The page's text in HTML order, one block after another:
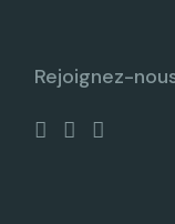
Rejoignez-